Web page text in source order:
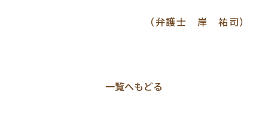
（弁護士 岸 祐司）
一覧へもどる